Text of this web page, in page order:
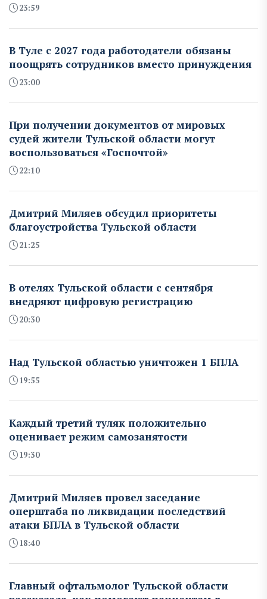
23:59
В Туле с 2027 года работодатели обязаны
поощрять сотрудников вместо принуждения
23:00
При получении документов от мировых
судей жители Тульской области могут
воспользоваться «Госпочтой»
22:10
Дмитрий Миляев обсудил приоритеты
благоустройства Тульской области
21:25
В отелях Тульской области с сентября
внедряют цифровую регистрацию
20:30
Над Тульской областью уничтожен 1 БПЛА
19:55
Каждый третий туляк положительно
оценивает режим самозанятости
19:30
Дмитрий Миляев провел заседание
оперштаба по ликвидации последствий
атаки БПЛА в Тульской области
18:40
Главный офтальмолог Тульской области